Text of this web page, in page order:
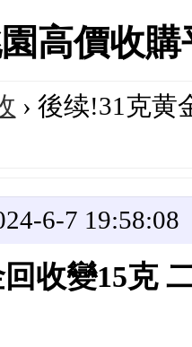
高價收
› 後续!31克黄
6-7 19:58:08
收變15克